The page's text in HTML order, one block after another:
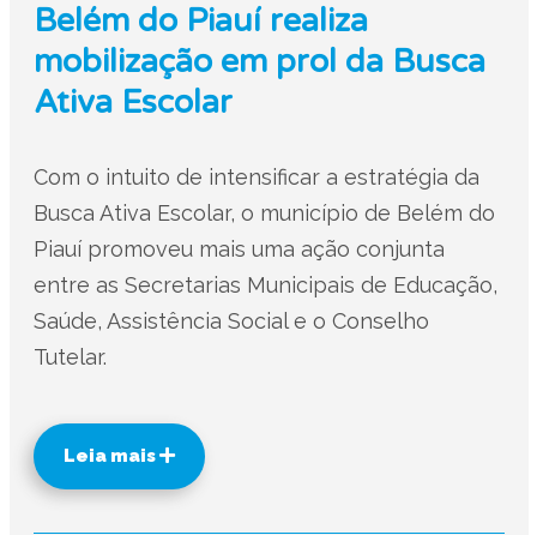
Belém do Piauí realiza
mobilização em prol da Busca
Ativa Escolar
Com o intuito de intensificar a estratégia da
Busca Ativa Escolar, o município de Belém do
Piauí promoveu mais uma ação conjunta
entre as Secretarias Municipais de Educação,
Saúde, Assistência Social e o Conselho
Tutelar.
Leia mais